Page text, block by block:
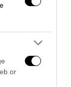
or
στα
ήταν
διαθέτει